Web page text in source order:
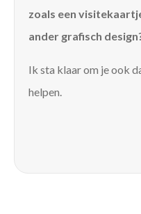
zoals een
ander grafisch
Ik sta klaar om je ook
helpen.